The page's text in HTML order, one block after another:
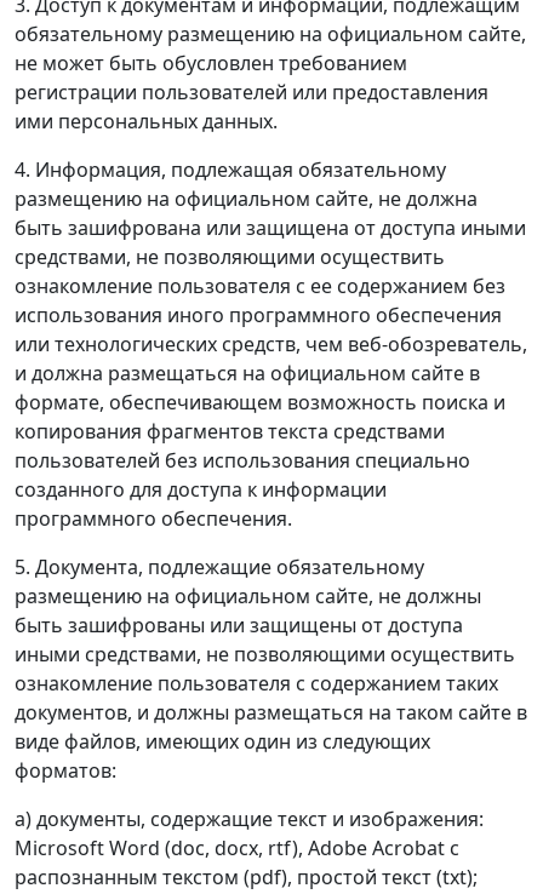
обязательному размещению на официальном сайте,
не может быть обусловлен требованием
регистрации пользователей или предоставления
ими персональных данных.
4. Информация, подлежащая обязательному
размещению на официальном сайте, не должна
быть зашифрована или защищена от доступа иными
средствами, не позволяющими осуществить
ознакомление пользователя с ее содержанием без
использования иного программного обеспечения
или технологических средств, чем веб-обозреватель,
и должна размещаться на официальном сайте в
формате, обеспечивающем возможность поиска и
копирования фрагментов текста средствами
пользователей без использования специально
созданного для доступа к информации
программного обеспечения.
5. Документа, подлежащие обязательному
размещению на официальном сайте, не должны
быть зашифрованы или защищены от доступа
иными средствами, не позволяющими осуществить
ознакомление пользователя с содержанием таких
документов, и должны размещаться на таком сайте в
виде файлов, имеющих один из следующих
форматов:
а) документы, содержащие текст и изображения:
Microsoft Word (doc, docx, rtf), Adobe Acrobat с
распознанным текстом (pdf), простой текст (txt);